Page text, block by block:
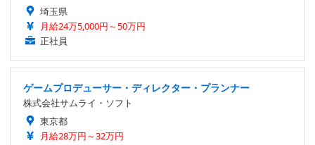
埼玉県
月給24万5,000円～50万円
正社員
ゲームプロデューサー・ディレクター・プランナー
株式会社サムライ・ソフト
東京都
月給28万円～32万円